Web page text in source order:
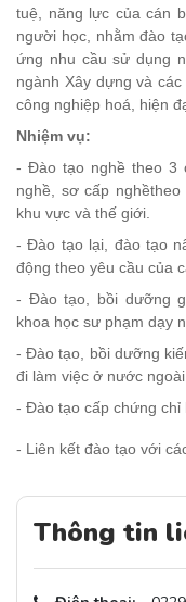
tuệ, năng lực của cán
người học, nhằm đào
ứng nhu cầu sử dụng
ngành Xây dựng và
công nghiệp hoá, hiện
Nhiệm vụ:
- Đào tạo nghề theo 3
nghề, sơ cấp
khu vực và thế giới.
- Đào tạo lại, đào tạo
động theo yêu cầu của
- Đào tạo, bồi dưỡng
khoa học sư phạm dạy
- Đào tạo, bồi dưỡng
đi làm việc ở nước
- Đào tạo cấp chứng chỉ
- Liên kết đào tạo với
Thông tin